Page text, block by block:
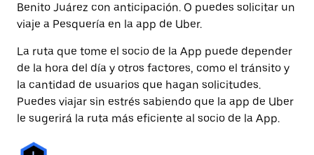
Benito Juárez con anticipación. O puedes solicitar un
viaje a Pesquería en la app de Uber.
La ruta que tome el socio de la App puede depender
de la hora del día y otros factores, como el tránsito y
la cantidad de usuarios que hagan solicitudes.
Puedes viajar sin estrés sabiendo que la app de Uber
le sugerirá la ruta más eficiente al socio de la App.